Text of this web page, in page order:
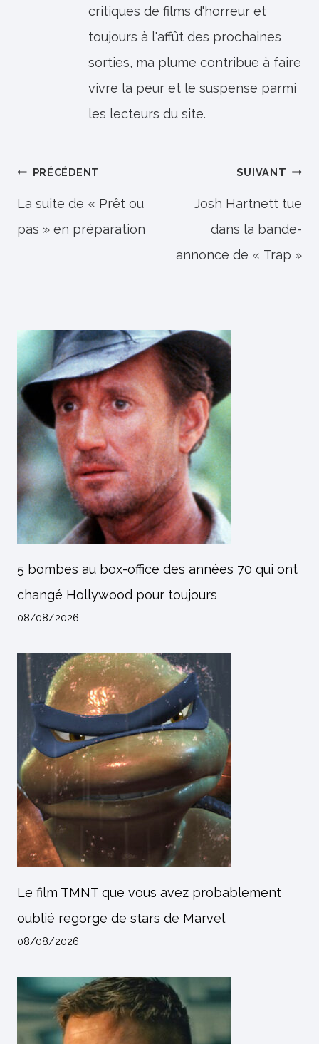
critiques de films d'horreur et
toujours à l'affût des prochaines
sorties, ma plume contribue à faire
vivre la peur et le suspense parmi
les lecteurs du site.
Navigation
de
l’article
PRÉCÉDENT
La suite de « Prêt ou
pas » en préparation
SUIVANT
Josh Hartnett tue
dans la bande-
annonce de « Trap »
5 bombes au box-office des années 70 qui ont
changé Hollywood pour toujours
08/08/2026
Le film TMNT que vous avez probablement
oublié regorge de stars de Marvel
08/08/2026